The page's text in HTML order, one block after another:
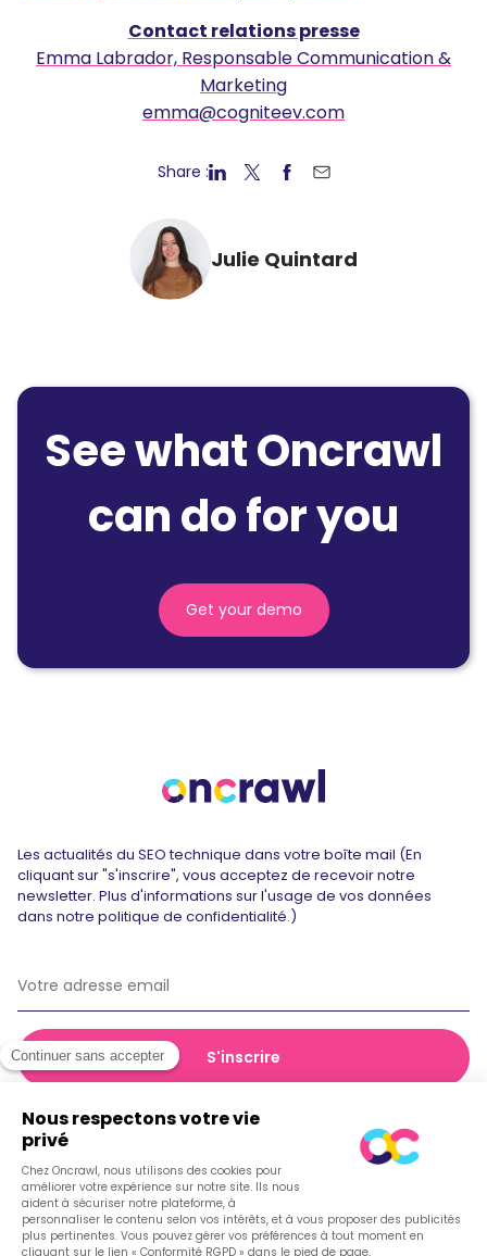
Contact relations presse
Emma Labrador, Responsable Communication &
Marketing
emma@cogniteev.com
Share :
Julie Quintard
See what Oncrawl
can do for you
Get your demo
Les actualités du SEO technique dans votre boîte mail (En
cliquant sur "s'inscrire", vous acceptez de recevoir notre
newsletter. Plus d'informations sur l'usage de vos données
dans notre politique de confidentialité.)
Politique de confidentialité
Conditions générales de vente
Cookies